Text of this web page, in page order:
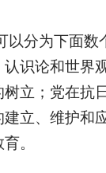
以分为下面
识论和世界
立；党在抗
立、维护和
。